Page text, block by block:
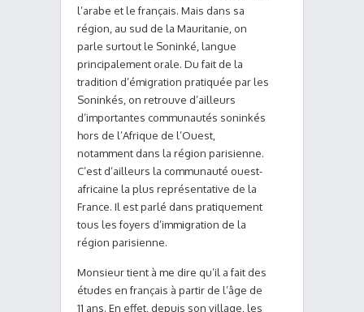
l’arabe et le français. Mais dans sa
région, au sud de la Mauritanie, on
parle surtout le Soninké, langue
principalement orale. Du fait de la
tradition d’émigration pratiquée par les
Soninkés, on retrouve d’ailleurs
d’importantes communautés soninkés
hors de l’Afrique de l’Ouest,
notamment dans la région parisienne.
C’est d’ailleurs la communauté ouest-
africaine la plus représentative de la
France. Il est parlé dans pratiquement
tous les foyers d’immigration de la
région parisienne.
Monsieur tient à me dire qu’il a fait des
études en français à partir de l’âge de
11 ans. En effet, depuis son village, les